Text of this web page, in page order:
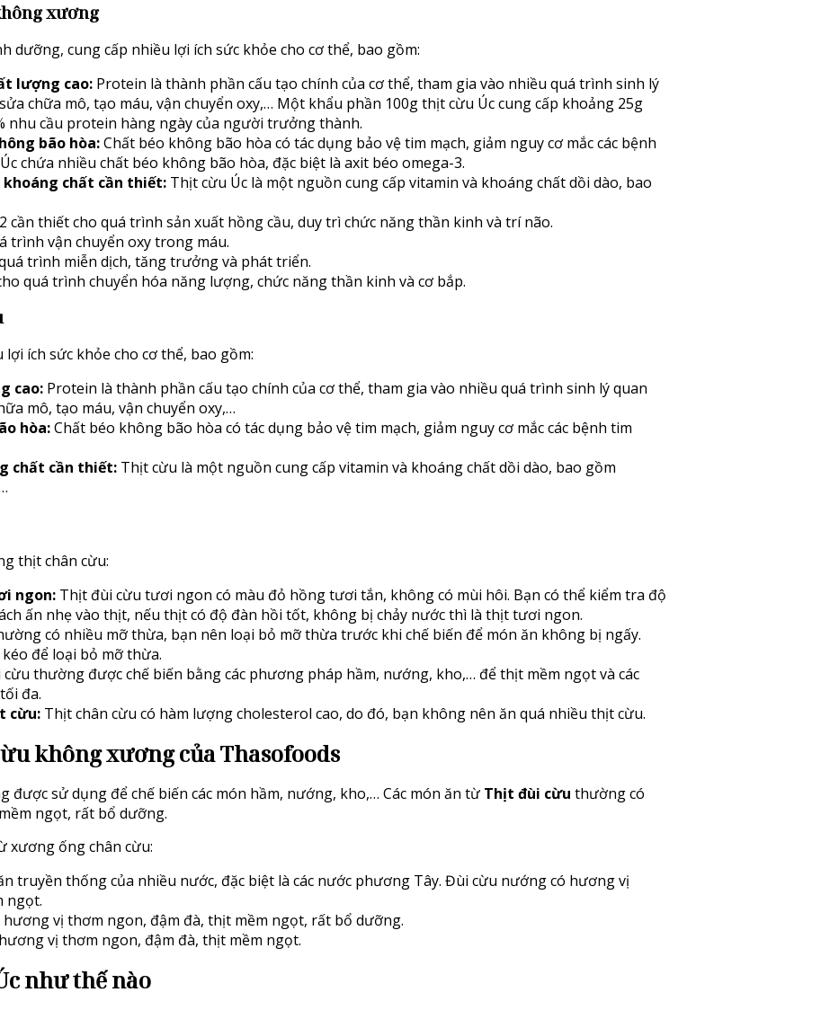
xương
dưỡng, cung cấp nhiều lợi ích sức khỏe cho cơ thể, bao gồm:
lượng cao: Protein là thành phần cấu tạo chính của cơ thể, tham gia vào nhiều quá trình sinh lý
chữa mô, tạo máu, vận chuyển oxy,… Một khẩu phần 100g thịt cừu Úc cung cấp khoảng 25g
nhu cầu protein hàng ngày của người trưởng thành.
bão hòa:Chất béo không bão hòa có tác dụng bảo vệ tim mạch, giảm nguy cơ mắc các bệnh
chứa nhiều chất béo không bão hòa, đặc biệt là axit béo omega-3.
chất cần thiết: Thịt cừu Úc là một nguồn cung cấp vitamin và khoáng chất dồi dào, bao
cần thiết cho quá trình sản xuất hồng cầu, duy trì chức năng thần kinh và trí não.
trình vận chuyển oxy trong máu.
trình miễn dịch, tăng trưởng và phát triển.
quá trình chuyển hóa năng lượng, chức năng thần kinh và cơ bắp.
ích sức khỏe cho cơ thể, bao gồm:
cao: Protein là thành phần cấu tạo chính của cơ thể, tham gia vào nhiều quá trình sinh lý quan
mô, tạo máu, vận chuyển oxy,…
hòa:Chất béo không bão hòa có tác dụng bảo vệ tim mạch, giảm nguy cơ mắc các bệnh tim
chất cần thiết: Thịt cừu là một nguồn cung cấp vitamin và khoáng chất dồi dào, bao gồm
thịt chân cừu:
ngon: Thịt đùi cừu tươi ngon có màu đỏ hồng tươi tắn, không có mùi hôi. Bạn có thể kiểm tra độ
ấn nhẹ vào thịt, nếu thịt có độ đàn hồi tốt, không bị chảy nước thì là thịt tươi ngon.
có nhiều mỡ thừa, bạn nên loại bỏ mỡ thừa trước khi chế biến để món ăn không bị ngấy.
để loại bỏ mỡ thừa.
thường được chế biến bằng các phương pháp hầm, nướng, kho,… để thịt mềm ngọt và các
đa.
cừu: Thịt chân cừu có hàm lượng cholesterol cao, do đó, bạn không nên ăn quá nhiều thịt cừu.
không xương của Thasofoods
được sử dụng để chế biến các món hầm, nướng, kho,… Các món ăn từ Thịt đùi cừu thường có
ngọt, rất bổ dưỡng.
xương ống chân cừu:
truyền thống của nhiều nước, đặc biệt là các nước phương Tây. Đùi cừu nướng có hương vị
ngọt.
hương vị thơm ngon, đậm đà, thịt mềm ngọt, rất bổ dưỡng.
vị thơm ngon, đậm đà, thịt mềm ngọt.
như thế nào